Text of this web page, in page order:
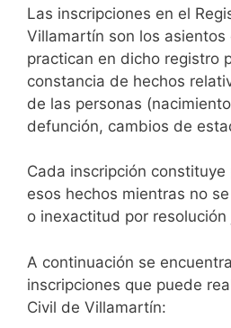
Las inscripciones en el
Villamartín son los asientos
practican en dicho registro
constancia de hechos
de las personas
defunción, cambios de
Cada inscripción
esos hechos mientras no
o inexactitud por resolución
A continuación se
inscripciones que puede
Civil de Villamartín: